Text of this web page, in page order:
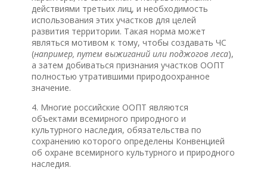
действиями третьих лиц, и необходимость
использования этих участков для целей
развития территории. Такая норма может
являться мотивом к тому, чтобы создавать ЧС
(например, путем выжиганий или поджогов леса),
а затем добиваться признания участков ООПТ
полностью утратившими природоохранное
значение.
4. Многие российские ООПТ являются
объектами всемирного природного и
культурного наследия, обязательства по
сохранению которого определены Конвенцией
об охране всемирного культурного и природного
наследия.